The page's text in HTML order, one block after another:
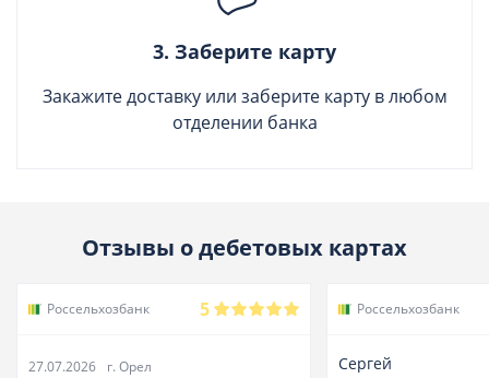
3. Заберите карту
Закажите доставку или заберите карту в любом
отделении банка
Отзывы о дебетовых картах
Россельхозбанк 5
27.07.2026 г. Орел
Россельхозбанк
Сергей